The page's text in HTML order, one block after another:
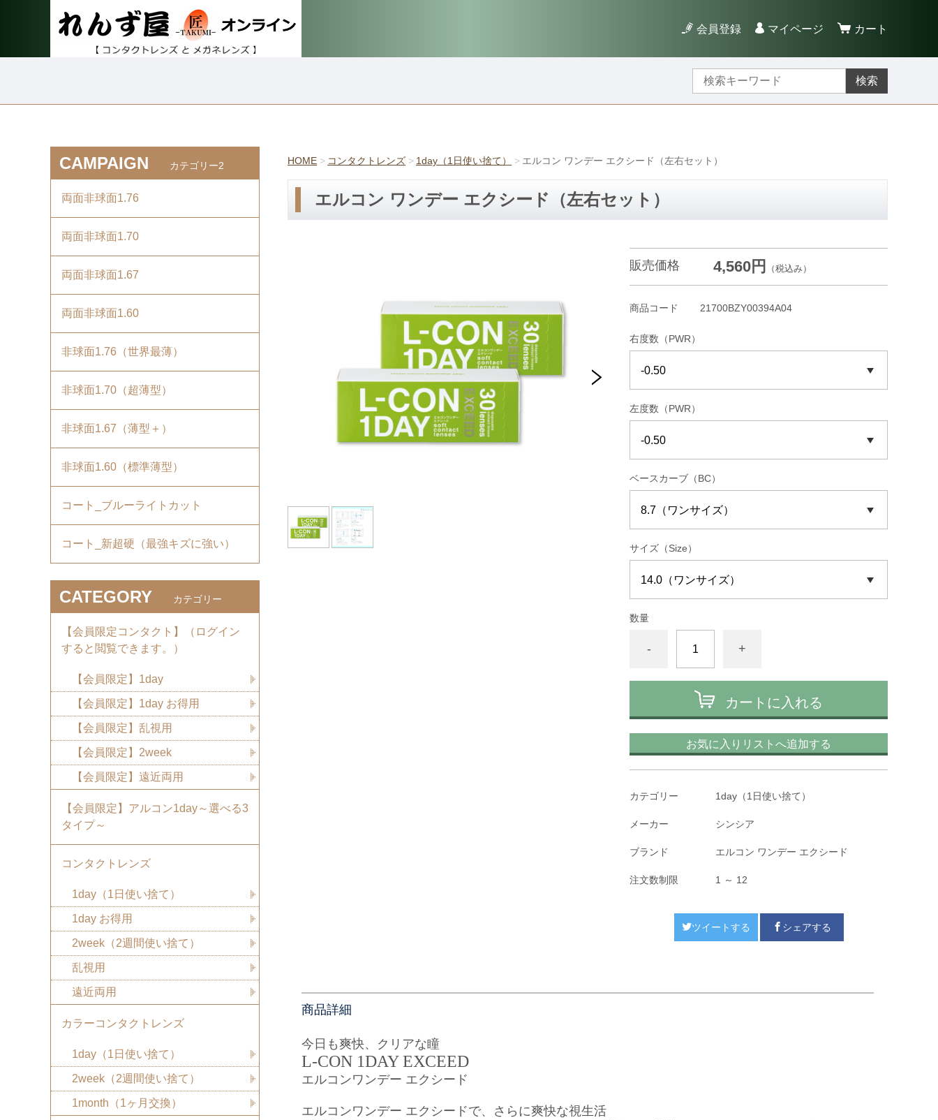
会員登録 マイページ カート
検索
HOME コンタクトレンズ 1day（1日使い捨て） エルコン ワンデー エクシード（左右セット）
エルコン ワンデー エクシード（左右セット）
販売価格 4,560円 （税込み）
商品コード 21700BZY00394A04
右度数（PWR）
左度数（PWR）
ベースカーブ（BC）
サイズ（Size）
数量
- +
カートに入れる
お気に入りリストへ追加する
カテゴリー 1day（1日使い捨て）
メーカー シンシア
ブランド エルコン ワンデー エクシード
注文数制限 1 ～ 12
ツイートする シェアする
商品詳細
今日も爽快、クリアな瞳
L-CON 1DAY EXCEED
エルコンワンデー エクシード
エルコンワンデー エクシードで、さらに爽快な視生活
CAMPAIGN カテゴリー2
両面非球面1.76
両面非球面1.70
両面非球面1.67
両面非球面1.60
非球面1.76（世界最薄）
非球面1.70（超薄型）
非球面1.67（薄型＋）
非球面1.60（標準薄型）
コート_ブルーライトカット
コート_新超硬（最強キズに強い）
CATEGORY カテゴリー
【会員限定コンタクト】（ログイン
すると閲覧できます。）
【会員限定】1day
【会員限定】1day お得用
【会員限定】乱視用
【会員限定】2week
【会員限定】遠近両用
【会員限定】アルコン1day～選べる3
タイプ～
コンタクトレンズ
1day（1日使い捨て）
1day お得用
2week（2週間使い捨て）
乱視用
遠近両用
カラーコンタクトレンズ
1day（1日使い捨て）
2week（2週間使い捨て）
1month（1ヶ月交換）